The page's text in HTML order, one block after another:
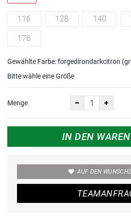
116 128 140
176
Gewählte Farbe: forgedirondarkcitron
Bitte wähle eine Größe
Menge
IN DEN
AUF DEN